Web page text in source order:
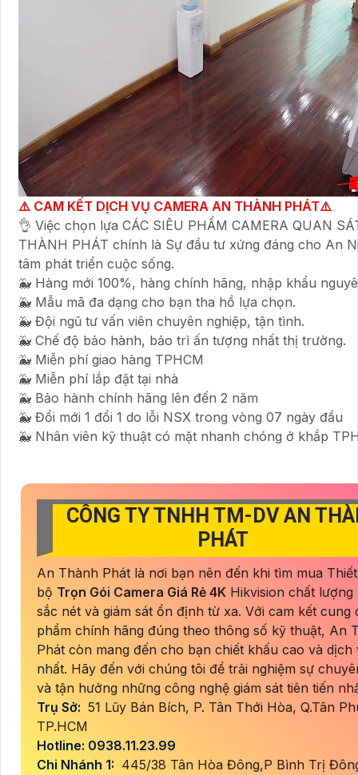
⚠️ CAM KẾT DỊCH VỤ CAMERA AN THÀNH PHÁT⚠️
👌 Việc chọn lựa CÁC SIÊU PHẨM CAMERA QUAN
THÀNH PHÁT chính là Sự đầu tư xứng đáng cho An
tâm phát triển cuộc sống.
🐳 Hàng mới 100%, hàng chính hãng, nhập khẩu
🐳 Mẫu mã đa dạng cho bạn tha hồ lựa chọn.
🐳 Đội ngũ tư vấn viên chuyên nghiệp, tận tình.
🐳 Chế độ bảo hành, bảo trì ấn tượng nhất thị trường.
🐳 Miễn phí giao hàng TPHCM
🐳 Miễn phí lắp đặt tại nhà
🐳 Bảo hành chính hãng lên đến 2 năm
🐳 Đổi mới 1 đổi 1 do lỗi NSX trong vòng 07 ngày đầu
🐳 Nhân viên kỹ thuật có mặt nhanh chóng ở khắp
CÔNG TY TNHH TM-DV AN
PHÁT
An Thành Phát là nơi bạn nên đến khi tìm mua
bộ Trọn Gói Camera Giá Rẻ 4K Hikvision chất
sắc nét và giám sát ổn định từ xa. Với cam kết cung
phẩm chính hãng đúng theo thông số kỹ thuật, An
Phát còn mang đến cho bạn chiết khấu cao và dịch
nhất. Hãy đến với chúng tôi để trải nghiệm sự
và tận hưởng những công nghệ giám sát tiên tiến
Trụ Sở: 51 Lũy Bán Bích, P. Tân Thới Hòa, Q.Tân
TP.HCM
Hotline: 0938.11.23.99
Chi Nhánh 1: 445/38 Tân Hòa Đông,P Bình Trị